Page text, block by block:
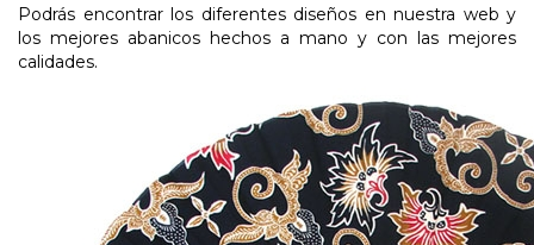
Podrás encontrar los diferentes diseños en nuestra web y
los mejores abanicos hechos a mano y con las mejores
calidades.